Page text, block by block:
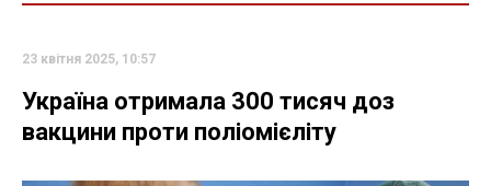
23 квітня 2025, 10:57
Україна отримала 300 тисяч доз
вакцини проти поліомієліту